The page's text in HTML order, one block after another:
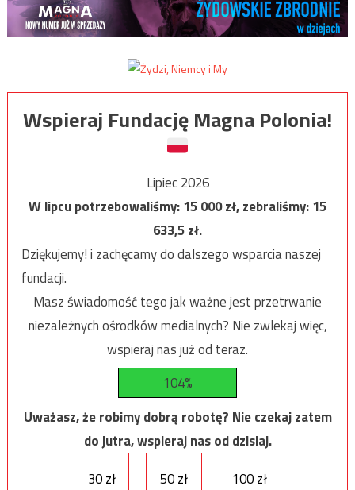
Wspieraj Fundację Magna Polonia!
Lipiec 2026
W lipcu potrzebowaliśmy:15 000zł, zebraliśmy:15
633,5zł.
Dziękujemy! i zachęcamy do dalszego wsparcia naszej
fundacji.
Masz świadomość tego jak ważne jest przetrwanie
niezależnych ośrodków medialnych? Nie zwlekaj więc,
wspieraj nas już od teraz.
104%
Uważasz, że robimy dobrą robotę? Nie czekaj zatem
do jutra, wspieraj nas od dzisiaj.
30 zł
50 zł 100 zł